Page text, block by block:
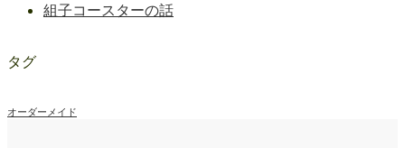
組子コースターの話
タグ
オーダーメイド